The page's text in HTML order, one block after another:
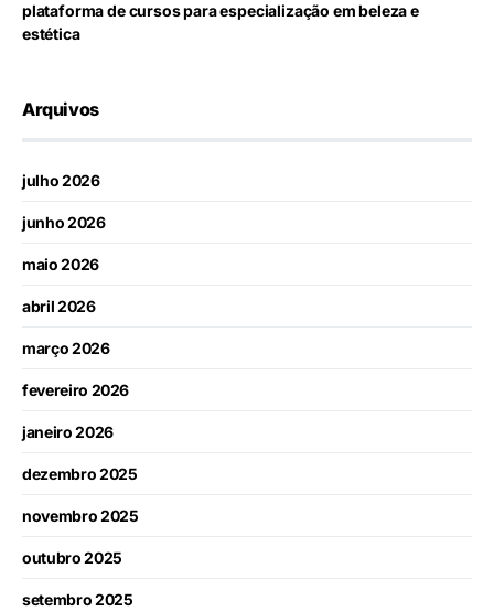
plataforma de cursos para especialização em beleza e
estética
Arquivos
julho 2026
junho 2026
maio 2026
abril 2026
março 2026
fevereiro 2026
janeiro 2026
dezembro 2025
novembro 2025
outubro 2025
setembro 2025